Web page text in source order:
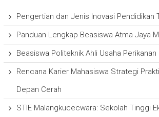
Pengertian dan Jenis Inovasi Pendidikan
Panduan Lengkap Beasiswa Atma Jaya
Beasiswa Politeknik Ahli Usaha Perikanan
Rencana Karier Mahasiswa Strategi
Depan Cerah
STIE Malangkucecwara: Sekolah Tinggi